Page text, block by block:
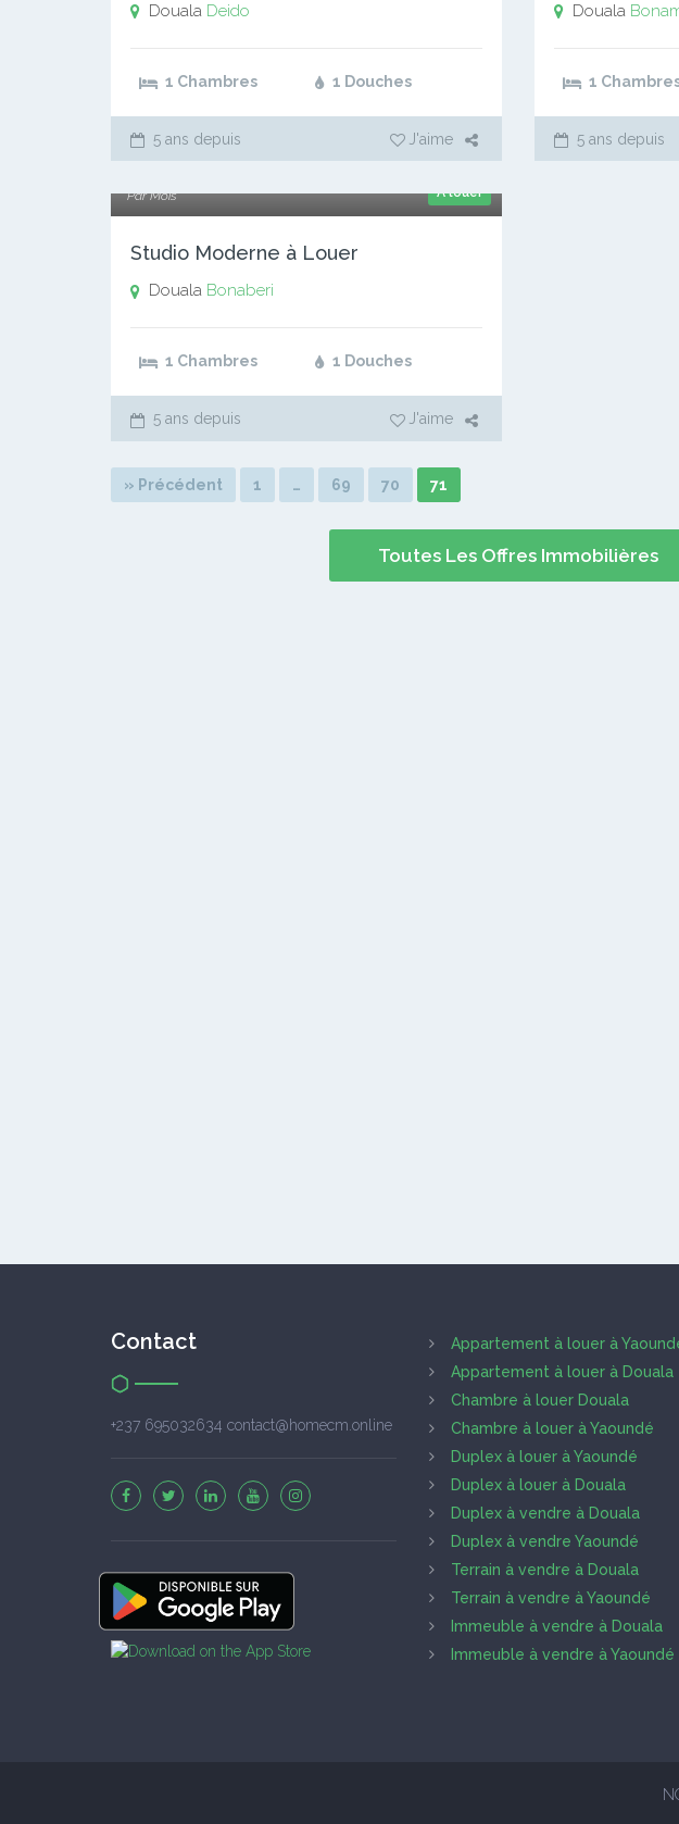
Douala Deido
1 Chambres 1 Douches
5 ans depuis J'aime
Douala
1
5 ans depuis
A louer
Par Mois
Studio Moderne à Louer
Douala Bonaberi
1 Chambres 1 Douches
5 ans depuis J'aime
» Précédent 1 … 69 70 71
Toutes Les Offres Immobilières
Contact
+237 695032634 contact@homecm.online
Appartement à louer à
Appartement à louer à Douala
Chambre à louer Douala
Chambre à louer à Yaoundé
Duplex à louer à Yaoundé
Duplex à louer à Douala
Duplex à vendre à Douala
Duplex à vendre Yaoundé
Terrain à vendre à Douala
Terrain à vendre à Yaoundé
Immeuble à vendre à Douala
Immeuble à vendre à Yaoundé